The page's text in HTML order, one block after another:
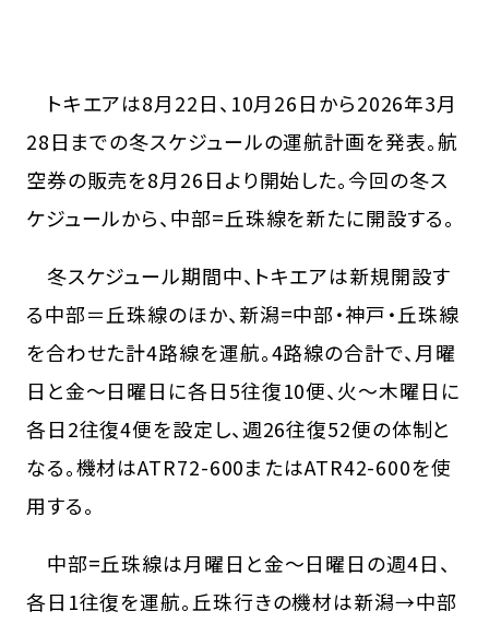
トキエアは8月22日、10月26日から2026年3月
28日までの冬スケジュールの運航計画を発表。航
空券の販売を8月26日より開始した。今回の冬ス
ケジュールから、中部=丘珠線を新たに開設する。
冬スケジュール期間中、トキエアは新規開設す
る中部＝丘珠線のほか、新潟=中部・神戸・丘珠線
を合わせた計4路線を運航。4路線の合計で、月曜
日と金〜日曜日に各日5往復10便、火〜木曜日に
各日2往復4便を設定し、週26往復52便の体制と
なる。機材はATR72-600またはATR42-600を使
用する。
中部=丘珠線は月曜日と金〜日曜日の週4日、
各日1往復を運航。丘珠行きの機材は新潟→中部